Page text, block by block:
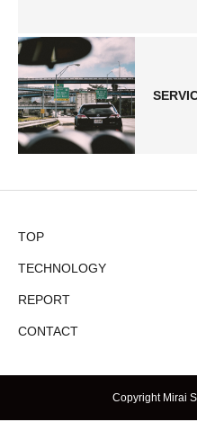
TOP
TECHNOLOGY
REPORT
CONTACT
Copyright Mirai